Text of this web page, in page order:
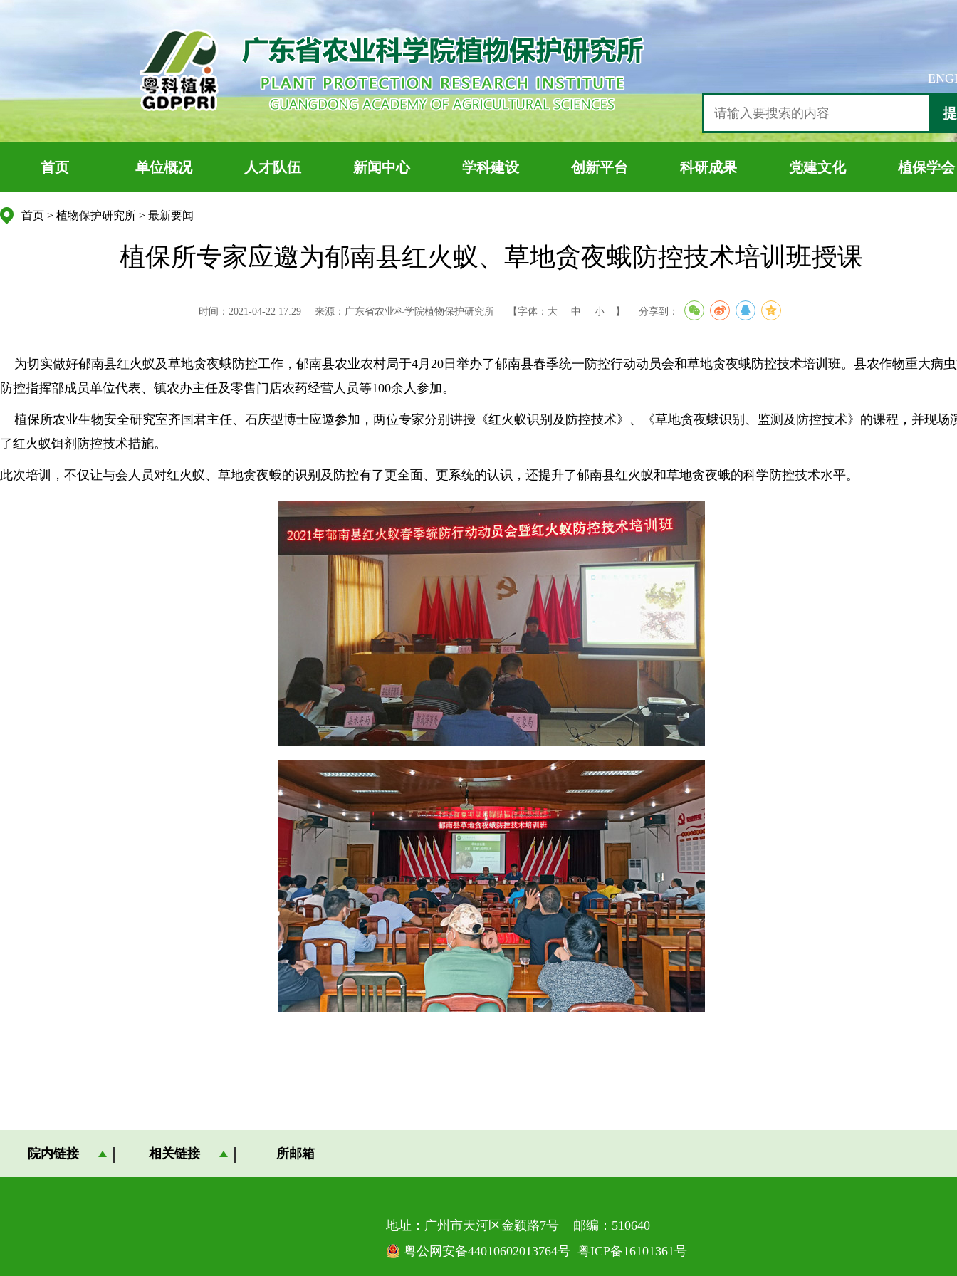
首页 单位概况 人才队伍 新闻中心 学科建设 创新平台 科研成果 党建文化 植保学会
首页 > 植物保护研究所 > 最新要闻
植保所专家应邀为郁南县红火蚁、草地贪夜蛾防控技术培训班授课
时间：2021-04-22 17:29 来源：广东省农业科学院植物保护研究所 【字体： 大 中 小 】 分享到：
为切实做好郁南县红火蚁及草地贪夜蛾防控工作，郁南县农业农村局于4月20日举办了郁南县春季统一防控行动动员会和草地贪夜蛾防控技术培训班。县农作物重大病
防控指挥部成员单位代表、镇农办主任及零售门店农药经营人员等100余人参加。
植保所农业生物安全研究室齐国君主任、石庆型博士应邀参加，两位专家分别讲授《红火蚁识别及防控技术》、《草地贪夜蛾识别、监测及防控技术》的课程，并现场
了红火蚁饵剂防控技术措施。
此次培训，不仅让与会人员对红火蚁、草地贪夜蛾的识别及防控有了更全面、更系统的认识，还提升了郁南县红火蚁和草地贪夜蛾的科学防控技术水平。
院内链接 相关链接 所邮箱
地址：广州市天河区金颖路7号 邮编：510640
粤公网安备44010602013764号 粤ICP备16101361号